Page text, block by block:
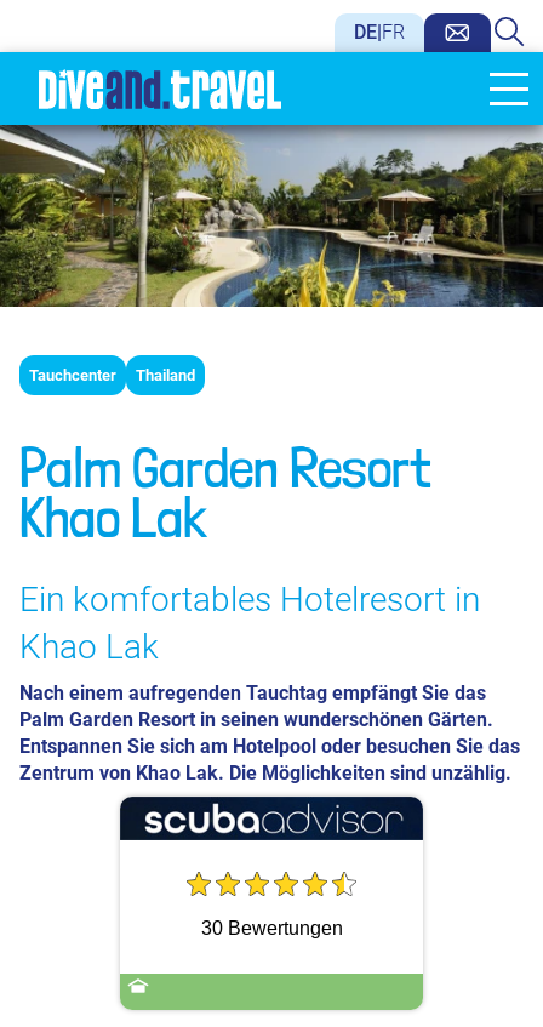
DE FR
Tauchcenter Thailand
Palm Garden Resort
Khao Lak
Ein komfortables Hotelresort in
Khao Lak
Nach einem aufregenden Tauchtag empfängt Sie das
Palm Garden Resort in seinen wunderschönen Gärten.
Entspannen Sie sich am Hotelpool oder besuchen Sie das
Zentrum von Khao Lak. Die Möglichkeiten sind unzählig.
30 Bewertungen